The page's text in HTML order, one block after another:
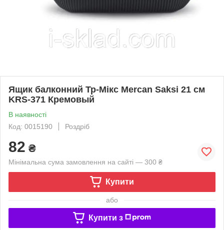
Ящик балконний Тр-Мікс Mercan Saksi 21 см
KRS-371 Кремовый
В наявності
Код: 0015190
Роздріб
82 ₴
Мінімальна сума замовлення на сайті — 300 ₴
Купити
або
Купити з